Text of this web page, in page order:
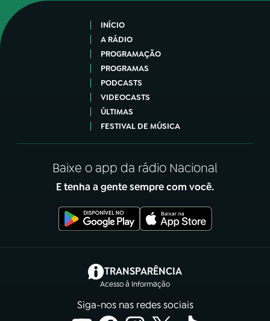
INÍCIO
A RÁDIO
PROGRAMAÇÃO
PROGRAMAS
PODCASTS
VIDEOCASTS
ÚLTIMAS
FESTIVAL DE MÚSICA
Baixe o app da rádio Nacional
E tenha a gente sempre com você.
TRANSPARÊNCIA
Acesso à Informação
(abre em nova aba)
Siga-nos nas redes sociais